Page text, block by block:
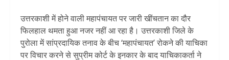
उत्तरकाशी में होने वाली महापंचायत पर जारी खींचतान का दौर
फिलहाल थमता हुआ नजर नहीं आ रहा है। उत्तरकाशी जिले के
पुरोला में सांप्रदायिक तनाव के बीच ‘महापंचायत’ रोकने की याचिका
पर विचार करने से सुप्रीम कोर्ट के इनकार के बाद याचिकाकर्ता ने